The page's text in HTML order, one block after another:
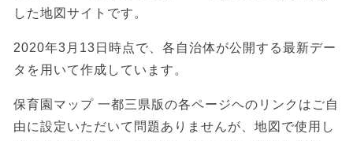
した地図サイトです。
2020年3月13日時点で、各自治体が公開する最新デー
タを用いて作成しています。
保育園マップ 一都三県版の各ページヘのリンクはご自
由に設定いただいて問題ありませんが、地図で使用し